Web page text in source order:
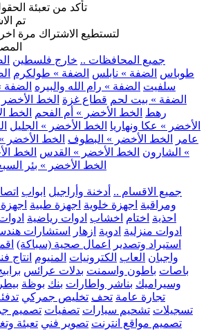
تأكد من تعبئة
تم
لتستطيع الاشتراك مرة
.. جميع المحافظات .. خارج فلسطين
طوباس الضفة » نابلس الضفة » طولكرم
سلفيت الضفة » رام الله والبيره الضفة
الضفة » بيت لحم قطاع غزة الخط
رهط الخط الأخضر » أم الفحم الخط
الأخضر » عكا ونهاريا الخط الأخضر » الجليل
عامر
الخط الأخضر » البطوف الخط الأخضر
» الشارون الخط الأخضر » القدس الخط
الخط الأخضر » بئر
.. جميع الاقسام .. أدخنة وأراجيل ابواب
ومراقبة اجهزة خلوية اجهزة طبية
احذية اختام اخشاب ادوات رياضية
ادوات منزلية ادوية ازهار استشارات
استيراد وتصدير
اعمال صحية (سباكة)
واجبان العاب الكترونيات المنيوم انتاج
باصات باطون واسمنت بدلات عرائس
وسيراميك بناشر واطارات بنك بوظة
تجارة عامة تحف تخليص جمركي
تسجيلات تشحيم سيارات تصفيات تصميم
تصميم مواقع انترنت تصوير فني تعبئة